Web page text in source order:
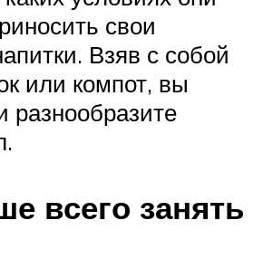
свои
Взяв с собой
или компот, вы
разнообразите
всего занять